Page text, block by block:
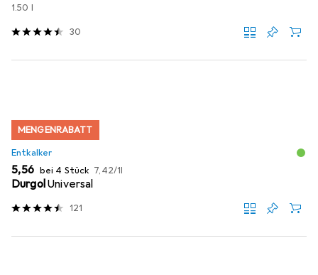
1.50 l
30
MENGENRABATT
Entkalker
EUR
5,56 bei 4 Stück EUR
7,42/1l
DurgolUniversal
121